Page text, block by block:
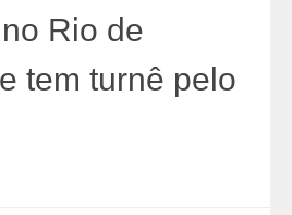
Rio de
tem turnê pelo